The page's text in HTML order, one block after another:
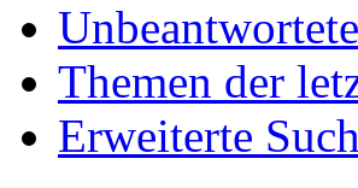
Themen der
Erweiterte